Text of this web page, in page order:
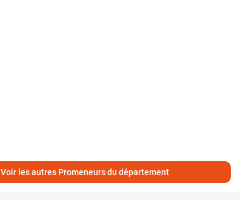
Voir les autres Promeneurs du département